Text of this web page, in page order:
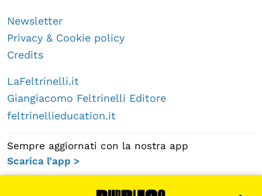
Newsletter
Privacy & Cookie policy
Credits
LaFeltrinelli.it
Giangiacomo Feltrinelli Editore
feltrinellieducation.it
Sempre aggiornati con la nostra app
Scarica l’app >